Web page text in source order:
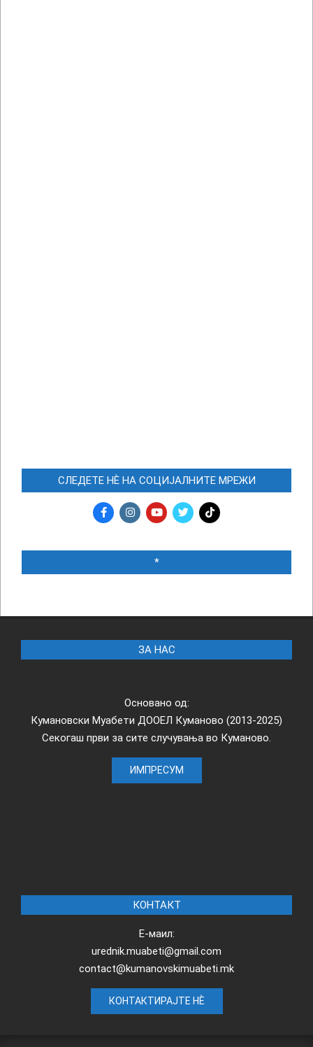
СЛЕДЕТЕ НЀ НА СОЦИЈАЛНИТЕ МРЕЖИ
*
ЗА НАС
Основано од:
Кумановски Муабети ДООЕЛ Куманово (2013-2025)
Секогаш први за сите случувања во Куманово.
ИМПРЕСУМ
КОНТАКТ
Е-маил:
urednik.muabeti@gmail.com
contact@kumanovskimuabeti.mk
КОНТАКТИРАЈТЕ НЀ